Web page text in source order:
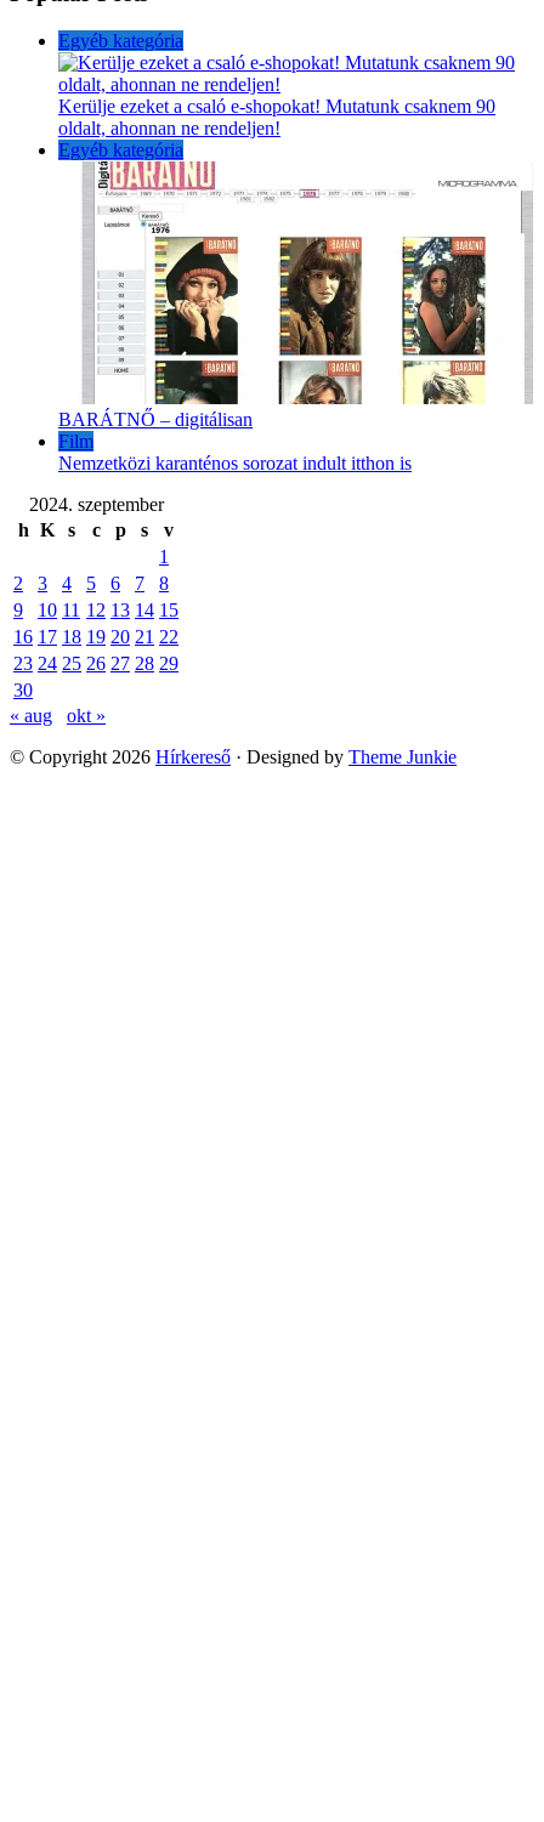
Egyéb kategória
Kerülje ezeket a csaló e-shopokat! Mutatunk csaknem 90
oldalt, ahonnan ne rendeljen!
Egyéb kategória
BARÁTNŐ – digitálisan
Film
Nemzetközi karanténos sorozat indult itthon is
2024. szeptember
h K s c p s
v
1
2
3 4 5 6 7
8
9
10 11 12 13 14 15
16 17 18 19 20 21 22
23 24 25 26 27 28 29
30
« aug
okt »
© Copyright 2026 Hírkereső · Designed by Theme Junkie